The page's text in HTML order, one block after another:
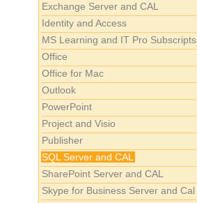
Exchange Server and CAL
Identity and Access
MS Learning and IT Pro Subscripts
Office
Office for Mac
Outlook
PowerPoint
Project and Visio
Publisher
SQL Server and CAL
SharePoint Server and CAL
Skype for Business Server and Cal